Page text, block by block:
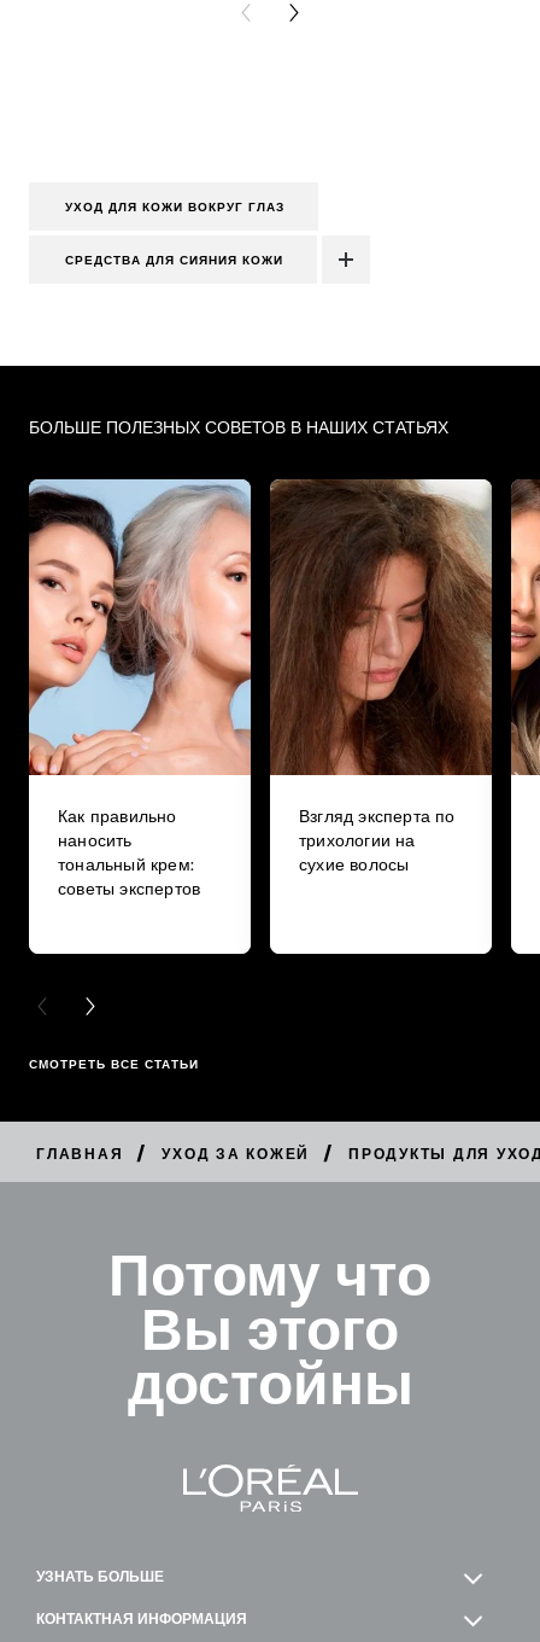
PREVIOUS CARD
NEXT CARD
УХОД ДЛЯ КОЖИ ВОКРУГ ГЛАЗ
СРЕДСТВА ДЛЯ СИЯНИЯ КОЖИ
БОЛЬШЕ ПОЛЕЗНЫХ СОВЕТОВ В НАШИХ СТАТЬЯХ
Как правильно
наносить
тональный крем:
советы экспертов
Взгляд эксперта по
трихологии на
сухие волосы
PREVIOUS CARD
NEXT CARD
СМОТРЕТЬ ВСЕ СТАТЬИ
ГЛАВНАЯ / УХОД ЗА КОЖЕЙ / ПРОДУКТЫ ДЛЯ
Потому что
Вы этого
достойны
УЗНАТЬ БОЛЬШЕ
КОНТАКТНАЯ ИНФОРМАЦИЯ